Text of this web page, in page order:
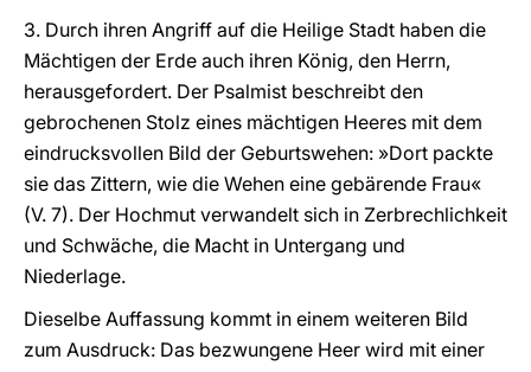
3. Durch ihren Angriff auf die Heilige Stadt haben die
Mächtigen der Erde auch ihren König, den Herrn,
herausgefordert. Der Psalmist beschreibt den
gebrochenen Stolz eines mächtigen Heeres mit dem
eindrucksvollen Bild der Geburtswehen: »Dort packte
sie das Zittern, wie die Wehen eine gebärende Frau«
(V. 7). Der Hochmut verwandelt sich in Zerbrechlichkeit
und Schwäche, die Macht in Untergang und
Niederlage.
Dieselbe Auffassung kommt in einem weiteren Bild
zum Ausdruck: Das bezwungene Heer wird mit einer